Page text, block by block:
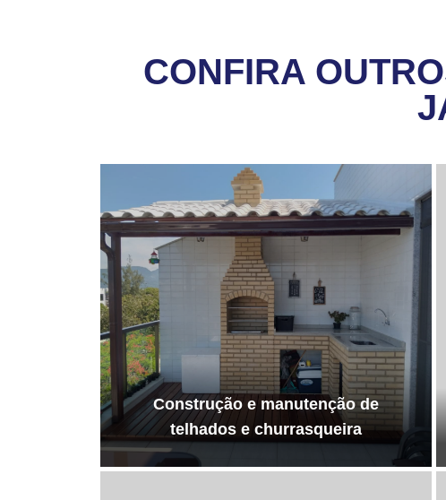
CONFIRA
Construção e manutenção de
telhados e churrasqueira